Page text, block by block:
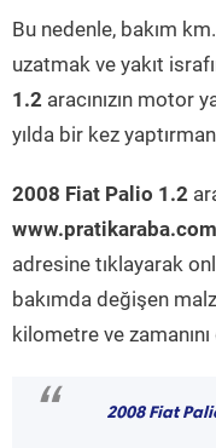
Bu nedenle, bakım
uzatmak ve yakıt
1.2 aracınızın motor
yılda bir kez
2008 Fiat Palio 1.2
adresine tıklayarak
bakımda değişen
kilometre ve
“ 2008 Fiat